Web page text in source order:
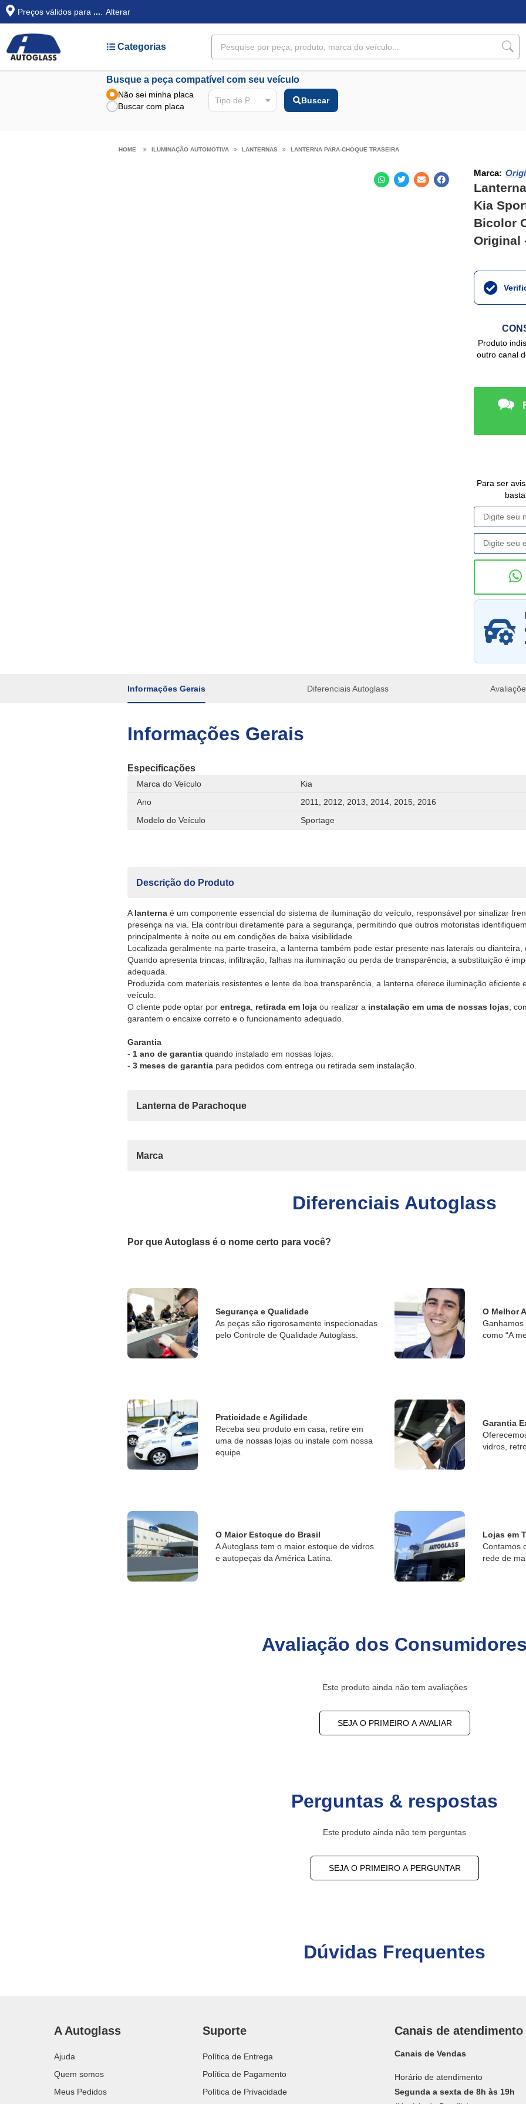
Preços válidos para ... Alterar
Categorias
Busque a peça compatível com seu veículo
Não sei minha placa
Buscar com placa
Tipo de Peça Buscar
ILUMINAÇÃO AUTOMOTIVA LANTERNAS LANTERNA PARA-CHOQUE TRASEIRA
Marca:
Kia
Bicolor
Original
Produto indisponível no site, mas podemos ter em
outro canal
Para ser avisado da disponibilidade deste Produto,
Informações Gerais Diferenciais Autoglass
Informações Gerais
Especificações
Marca do Veículo
Kia
Ano
2011, 2012, 2013, 2014, 2015, 2016
Modelo do Veículo
Sportage
Descrição do Produto
A lanterna é um componente essencial do sistema de iluminação do veículo, responsável por sinalizar
presença na via. Ela contribui diretamente para a segurança, permitindo que outros motoristas
principalmente à noite ou em condições de baixa visibilidade.
Localizada geralmente na parte traseira, a lanterna também pode estar presente nas laterais ou dianteira,
Quando apresenta trincas, infiltração, falhas na iluminação ou perda de transparência, a substituição é
adequada.
Produzida com materiais resistentes e lente de boa transparência, a lanterna oferece iluminação eficiente
veículo.
O cliente pode optar por entrega retirada em loja ou realizar a instalação em uma de nossas lojas ,
garantem o encaixe correto e o funcionamento adequado.
Garantia
- 1 ano de garantia quando instalado em nossas lojas.
- 3 meses de garantia para pedidos com entrega ou retirada sem instalação.
Lanterna de Parachoque
Marca
Diferenciais Autoglass
Por que Autoglass é o nome certo para você?
Segurança e Qualidade
As peças são rigorosamente inspecionadas
pelo Controle de Qualidade Autoglass.
O Melhor
Ganhamos
como “A
Praticidade e Agilidade
Receba seu produto em casa, retire em
uma de nossas lojas ou instale com nossa
equipe.
Garantia
vidros,
O Maior Estoque do Brasil
A Autoglass tem o maior estoque de vidros
e autopeças da América Latina.
Lojas em
Contamos
rede de
Avaliação dos Consumidores
Este produto ainda não tem avaliações
SEJA O PRIMEIRO A AVALIAR
Perguntas & respostas
Este produto ainda não tem perguntas
SEJA O PRIMEIRO A PERGUNTAR
Dúvidas Frequentes
Canais de atendimento
Canais de Vendas
Horário de atendimento
Segunda a sexta de 8h às 19h
A Autoglass
Ajuda
Quem somos
Meus Pedidos
Suporte
Política de Entrega
Política de Pagamento
Política de Privacidade